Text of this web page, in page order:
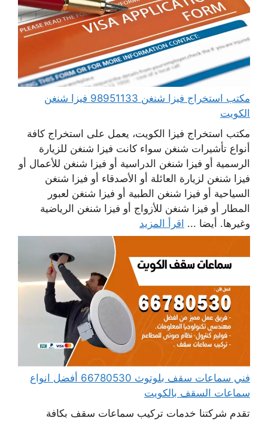
مكتب استخراج فيزا شنغن 98951133 فيزا شنغن
الكويت
مكتب استخراج فيزا الكويت، يعمل على استخراج كافة
أنواع تأشيرات شنغن سواء كانت فيزا شنغن للزيارة
الرسمية أو فيزا شنغن الدراسية أو فيزا شنغن للأعمال أو
فيزا شنغن لزيارة العائلة أو الأصدقاء أو فيزا شنغن
السياحية أو فيزا شنغن الطبية أو فيزا شنغن لعبور
المطار أو فيزا شنغن للأزواج أو فيزا شنغن الرياضية
وغيرها. أيضا ... اقرأ المزيد
فني سماعات سقف بلوتوث 66780530 أفضل انواع
سماعات السقف بالكويت
تقدم شركتنا خدمات تركيب سماعات سقف بكافة